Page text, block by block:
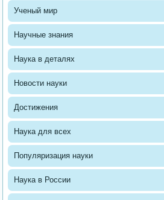
Ученый мир
Научные знания
Наука в деталях
Новости науки
Достижения
Наука для всех
Популяризация науки
Наука в России